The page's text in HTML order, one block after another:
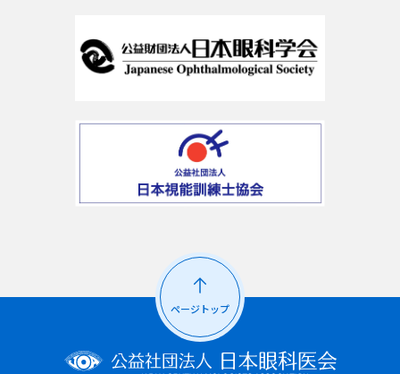
ページトップ